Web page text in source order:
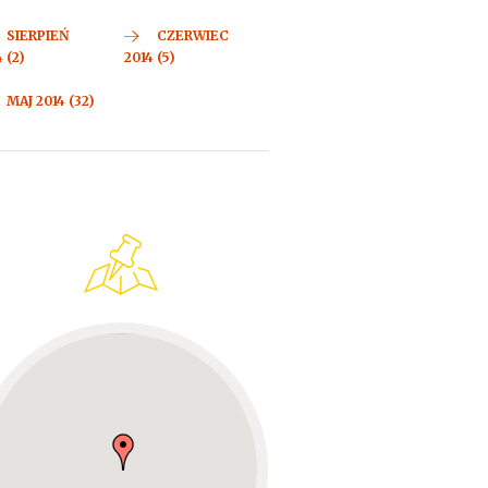
SIERPIEŃ
(2)
CZERWIEC
2014 (5)
MAJ 2014 (32)